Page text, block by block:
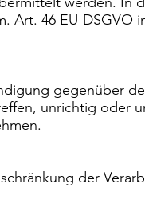
Art. 46 EU-DSGVO
gegenüber
unrichtig oder
der